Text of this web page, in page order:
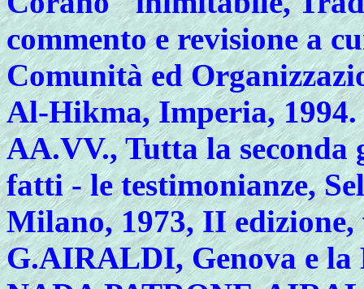
commento e revisione a
Comunità ed
Al-Hikma, Imperia, 1994.
AA.VV., Tutta la
fatti - le testimonianze,
Milano, 1973, II
G.AIRALDI, Genova e